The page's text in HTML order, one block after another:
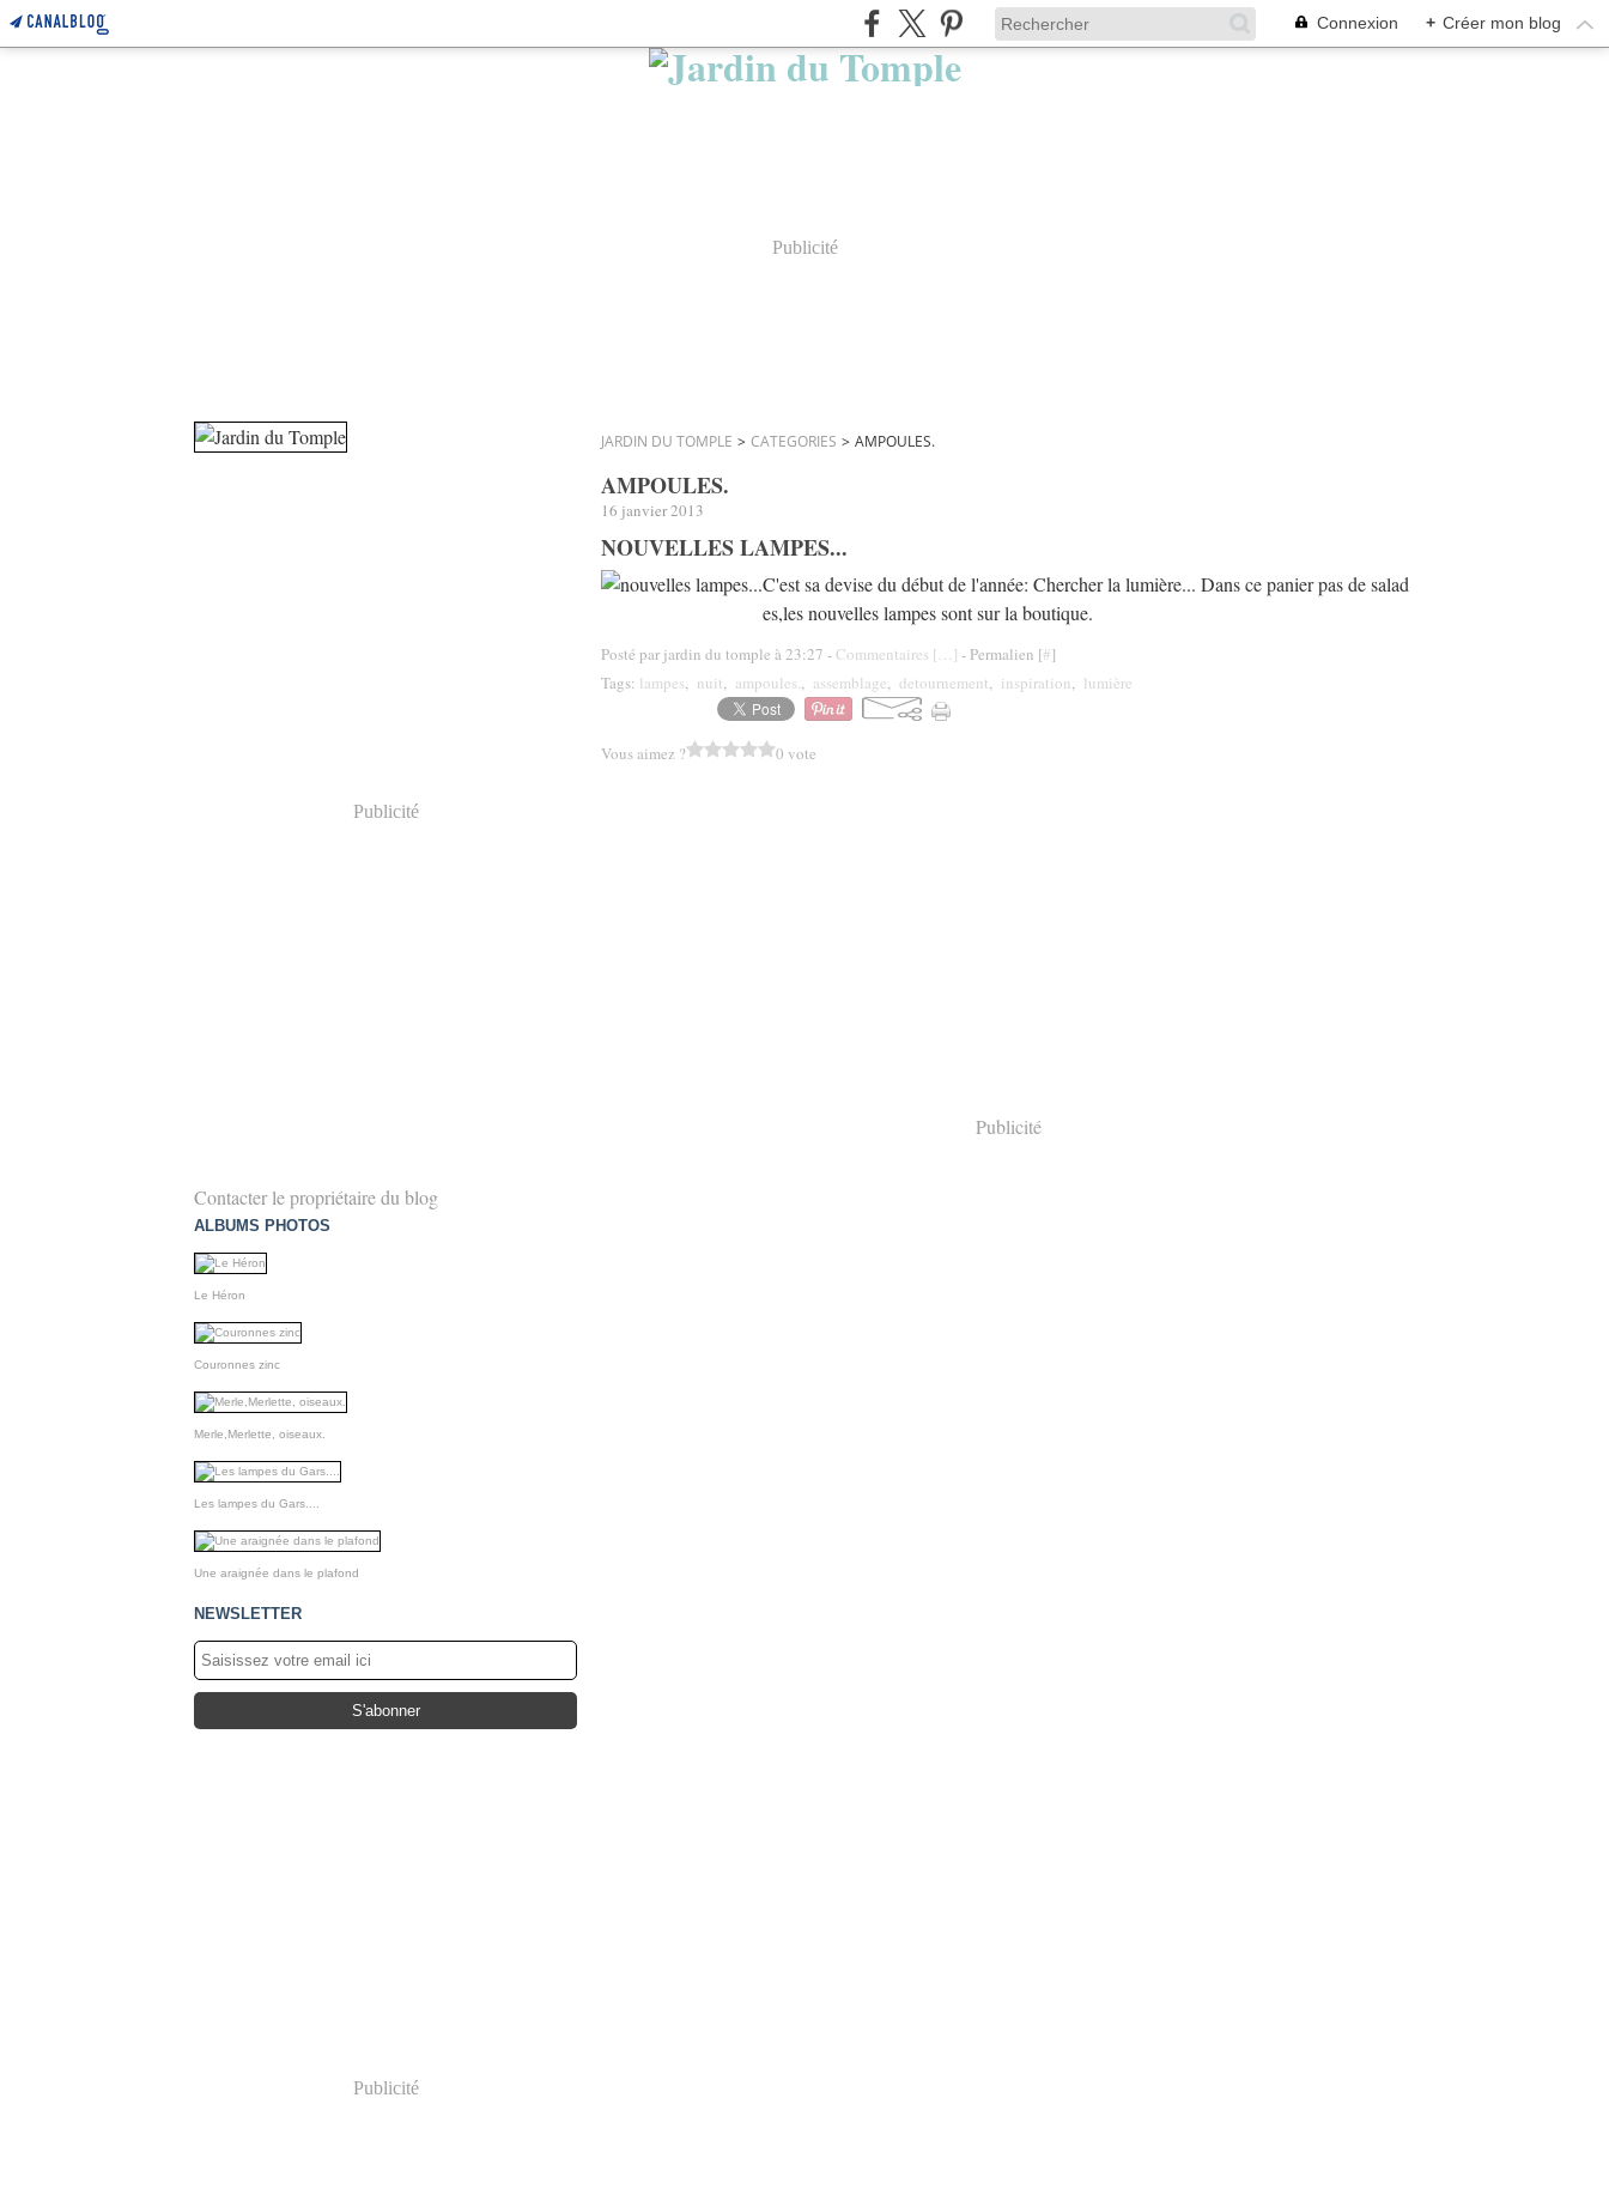
Connexion + Créer mon blog
Publicité
Publicité
Contacter le propriétaire du blog
ALBUMS PHOTOS
Le Héron
Couronnes zinc
Merle,Merlette, oiseaux.
Les lampes du Gars....
Une araignée dans le plafond
NEWSLETTER
Publicité
JARDIN DU TOMPLE > CATEGORIES > AMPOULES.
AMPOULES.
16 janvier 2013
NOUVELLES LAMPES...
C'est sa devise du début de l'année: Chercher la lumière... Dans ce panier pas de salad
es,les nouvelles lampes sont sur la boutique.
Posté par jardin du tomple à 23:27 -Commentaires [ … ] - Permalien [#]
Tags: lampes, nuit, ampoules., assemblage, detournement, inspiration, lumière
Vous aimez ? 0 vote
Publicité